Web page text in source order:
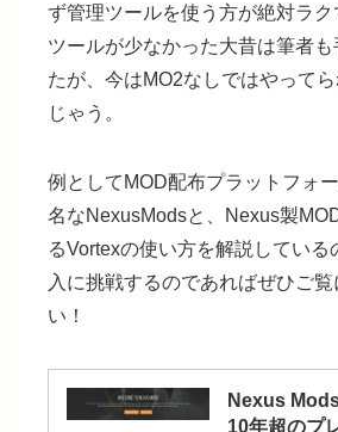
ず管理ツールを使う方が絶対ラク
ツールが少なかった大昔は筆者
たが、今はMO2なしではやって
じゃう。
例としてMOD配布プラットフォ
名なNexusModsと、Nexus製
るVortexの使い方を解説している
入に挑戦するのであればぜひご
い！
Nexus
10年超のプ